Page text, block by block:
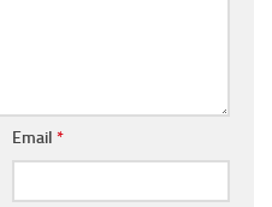
Email *